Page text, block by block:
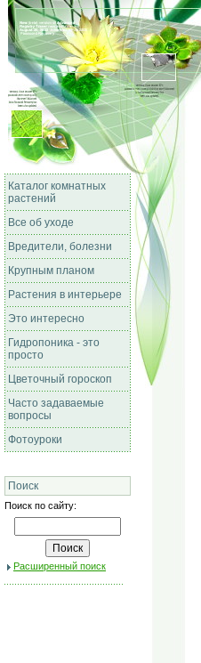
Каталог комнатных
растений
Все об уходе
Вредители, болезни
Крупным планом
Растения в интерьере
Это интересно
Гидропоника - это
просто
Цветочный гороскоп
Часто задаваемые
вопросы
Фотоуроки
Поиск
Поиск по сайту:
Расширенный поиск